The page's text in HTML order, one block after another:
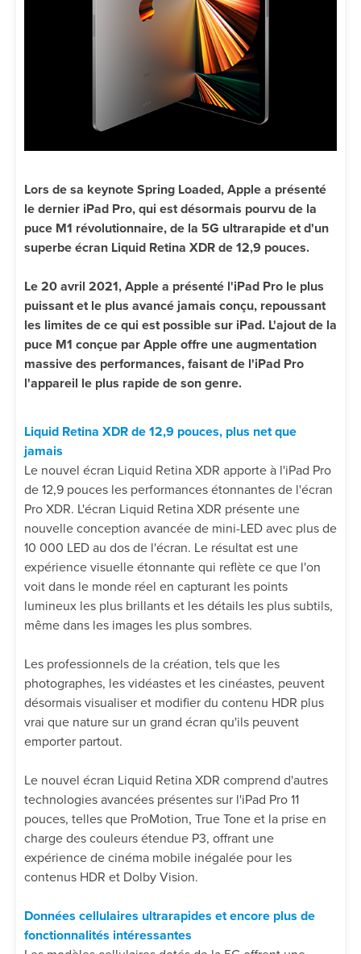
Lors de sa keynote Spring Loaded, Apple a présenté
le dernier iPad Pro, qui est désormais pourvu de la
puce M1 révolutionnaire, de la 5G ultrarapide et d'un
superbe écran Liquid Retina XDR de 12,9 pouces.
Le 20 avril 2021, Apple a présenté l'iPad Pro le plus
puissant et le plus avancé jamais conçu, repoussant
les limites de ce qui est possible sur iPad. L'ajout de la
puce M1 conçue par Apple offre une augmentation
massive des performances, faisant de l'iPad Pro
l'appareil le plus rapide de son genre.
Liquid Retina XDR de 12,9 pouces, plus net que
jamais
Le nouvel écran Liquid Retina XDR apporte à l'iPad Pro
de 12,9 pouces les performances étonnantes de l'écran
Pro XDR. L'écran Liquid Retina XDR présente une
nouvelle conception avancée de mini-LED avec plus de
10 000 LED au dos de l'écran. Le résultat est une
expérience visuelle étonnante qui reflète ce que l'on
voit dans le monde réel en capturant les points
lumineux les plus brillants et les détails les plus subtils,
même dans les images les plus sombres.
Les professionnels de la création, tels que les
photographes, les vidéastes et les cinéastes, peuvent
désormais visualiser et modifier du contenu HDR plus
vrai que nature sur un grand écran qu'ils peuvent
emporter partout.
Le nouvel écran Liquid Retina XDR comprend d'autres
technologies avancées présentes sur l'iPad Pro 11
pouces, telles que ProMotion, True Tone et la prise en
charge des couleurs étendue P3, offrant une
expérience de cinéma mobile inégalée pour les
contenus HDR et Dolby Vision.
Données cellulaires ultrarapides et encore plus de
fonctionnalités intéressantes